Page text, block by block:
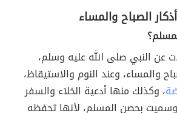
الصباح والمساء
عن النبي صلى الله عليه وسلم،
والمساء، وعند النوم والاستيقاظ،
، وكذلك منها أدعية الخلاء والسفر
وسميت بحصن المسلم، لأنها تحفظه